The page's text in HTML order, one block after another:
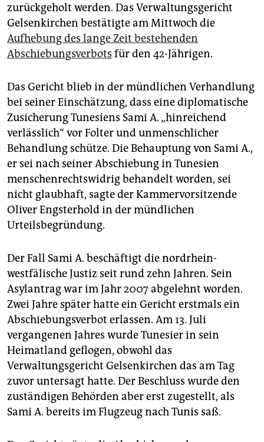
abo
genossenschaft
epaper login
zurückgeholt werden. Das Verwaltungsgericht
Gelsenkirchen bestätigte am Mittwoch die
Aufhebung des lange Zeit bestehenden
Abschiebungsverbots für den 42-Jährigen.
Das Gericht blieb in der mündlichen Verhandlung
bei seiner Einschätzung, dass eine diplomatische
Zusicherung Tunesiens Sami A. „hinreichend
verlässlich“ vor Folter und unmenschlicher
Behandlung schütze. Die Behauptung von Sami A.,
er sei nach seiner Abschiebung in Tunesien
menschenrechtswidrig behandelt worden, sei
nicht glaubhaft, sagte der Kammervorsitzende
Oliver Engsterhold in der mündlichen
Urteilsbegründung.
Der Fall Sami A. beschäftigt die nordrhein-
westfälische Justiz seit rund zehn Jahren. Sein
Asylantrag war im Jahr 2007 abgelehnt worden.
Zwei Jahre später hatte ein Gericht erstmals ein
Abschiebungsverbot erlassen. Am 13. Juli
vergangenen Jahres wurde Tunesier in sein
Heimatland geflogen, obwohl das
Verwaltungsgericht Gelsenkirchen das am Tag
zuvor untersagt hatte. Der Beschluss wurde den
zuständigen Behörden aber erst zugestellt, als
Sami A. bereits im Flugzeug nach Tunis saß.